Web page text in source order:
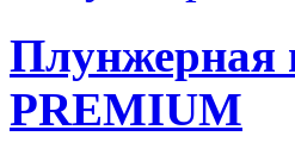
Плунжерная
PREMIUM